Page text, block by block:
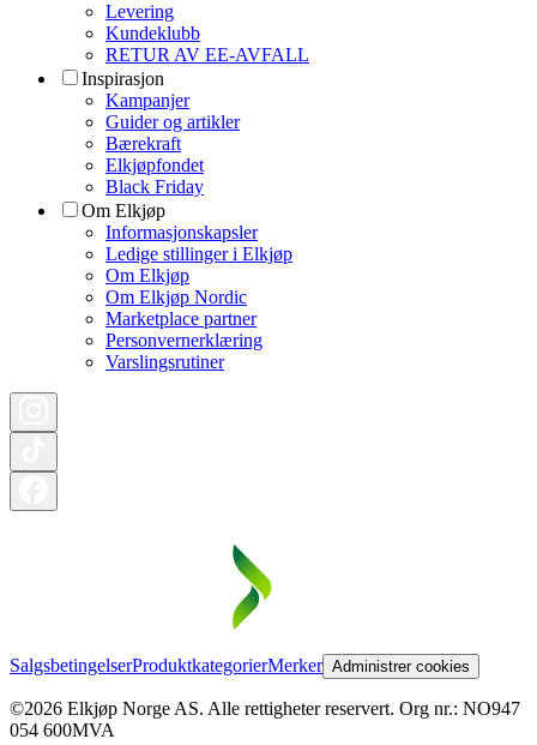
Levering
Kundeklubb
RETUR AV EE-AVFALL
Inspirasjon
Kampanjer
Guider og artikler
Bærekraft
Elkjøpfondet
Black Friday
Om Elkjøp
Informasjonskapsler
Ledige stillinger i Elkjøp
Om Elkjøp
Om Elkjøp Nordic
Marketplace partner
Personvernerklæring
Varslingsrutiner
SalgsbetingelserProduktkategorierMerker Administrer cookies
©2026 Elkjøp Norge AS. Alle rettigheter reservert. Org nr.: NO947
054 600MVA